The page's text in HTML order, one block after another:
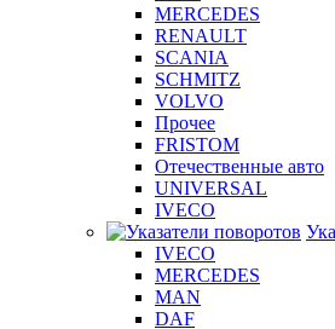
MERCEDES
RENAULT
SCANIA
SCHMITZ
VOLVO
Прочее
FRISTOM
Отечественные авто
UNIVERSAL
IVECO
IVECO
MERCEDES
MAN
DAF